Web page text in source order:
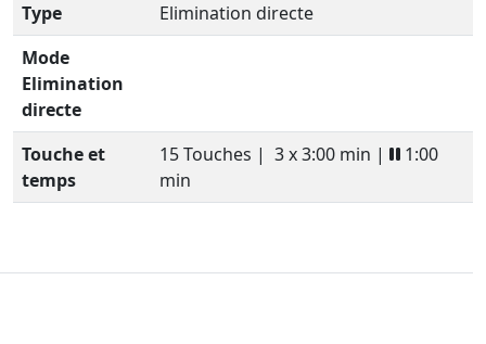
Type
Elimination directe
Mode
Elimination
directe
Touche et
temps
15 Touches | 3 x 3:00 min |
1:00
min